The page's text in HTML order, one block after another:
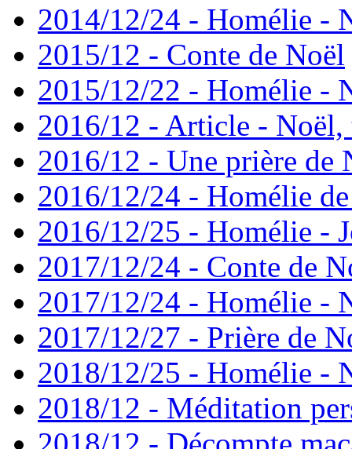
2014/12/24 - Homélie -
2015/12 - Conte de Noël
2015/12/22 - Homélie -
2016/12 - Article - Noël,
2016/12 - Une prière de
2016/12/24 - Homélie
2016/12/25 - Homélie -
2017/12/24 - Conte de
2017/12/24 - Homélie -
2017/12/27 - Prière de
2018/12/25 - Homélie -
2018/12 - Méditation